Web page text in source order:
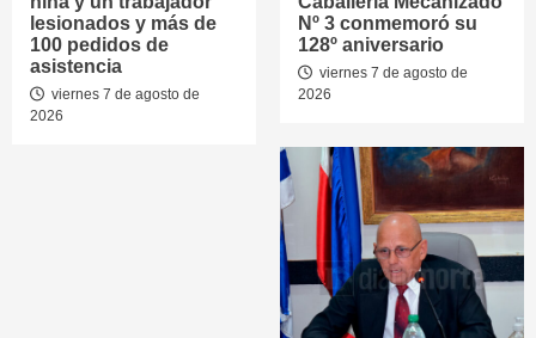
lesionados y más de
100 pedidos de
asistencia
viernes 7 de agosto de
2026
Nº 3 conmemoró su
128º aniversario
viernes 7 de agosto de
2026